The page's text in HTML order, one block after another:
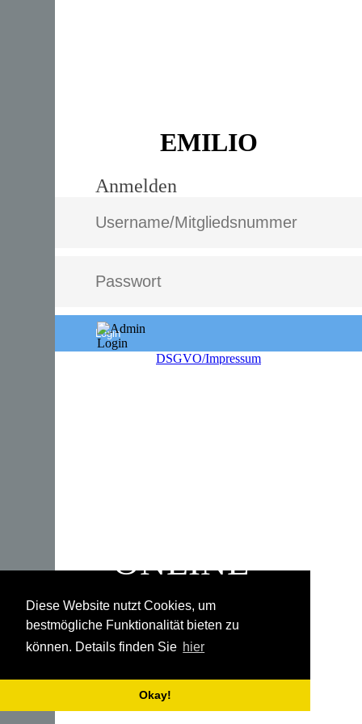
Diese Website nutzt Cookies, um
bestmögliche Funktionalität bieten zu
können. Details finden Sie hier
Okay!
ONLINE
EMILIO
Anmelden
Login
DSGVO/Impressum